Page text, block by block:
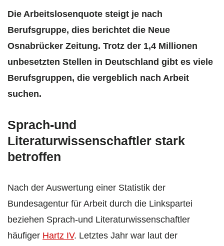
Die Arbeitslosenquote steigt je nach
Berufsgruppe, dies berichtet die Neue
Osnabrücker Zeitung. Trotz der 1,4 Millionen
unbesetzten Stellen in Deutschland gibt es viele
Berufsgruppen, die vergeblich nach Arbeit
suchen.
Sprach-und
Literaturwissenschaftler stark
betroffen
Nach der Auswertung einer Statistik der
Bundesagentur für Arbeit durch die Linkspartei
beziehen Sprach-und Literaturwissenschaftler
häufiger Hartz IV. Letztes Jahr war laut der